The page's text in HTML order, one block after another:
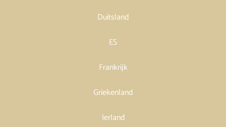
Duitsland
ES
Frankrijk
Griekenland
Ierland